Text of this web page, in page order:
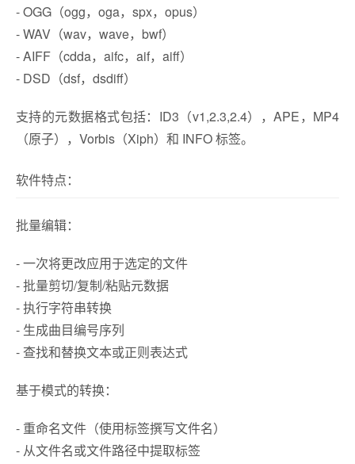
- OGG（ogg，oga，spx，opus）
- WAV（wav，wave，bwf）
- AIFF（cdda，aifc，aif，aiff）
- DSD（dsf，dsdiff）
支持的元数据格式包括：ID3（v1,2.3,2.4），APE，MP4
（原子），Vorbis（Xiph）和 INFO 标签。
软件特点：
批量编辑：
- 一次将更改应用于选定的文件
- 批量剪切/复制/粘贴元数据
- 执行字符串转换
- 生成曲目编号序列
- 查找和替换文本或正则表达式
基于模式的转换：
- 重命名文件（使用标签撰写文件名）
- 从文件名或文件路径中提取标签